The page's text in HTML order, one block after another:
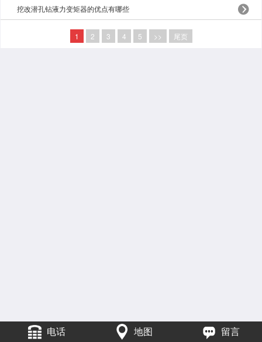
挖改潜孔钻液力变矩器的优点有哪些
1 2 3 4 5 >> 尾页
电话 地图 留言